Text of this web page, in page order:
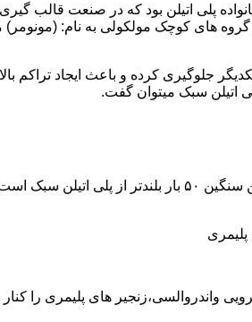
نمود.پلی اتیلن سبک نخستین عضو خانواده پلی اتیلن بود که در
گروه های کوچک مولکولی به نام:
جلوگیری کرده و باعث ایجاد تراکم
پلی اتیلن سنگین مثل پلی اتیلن سبک از اتم های هیدروژن و کربن تشکیل می شود.فرق در این مورد می باشد که
واندروالسی،زنجیر های پلیمری را